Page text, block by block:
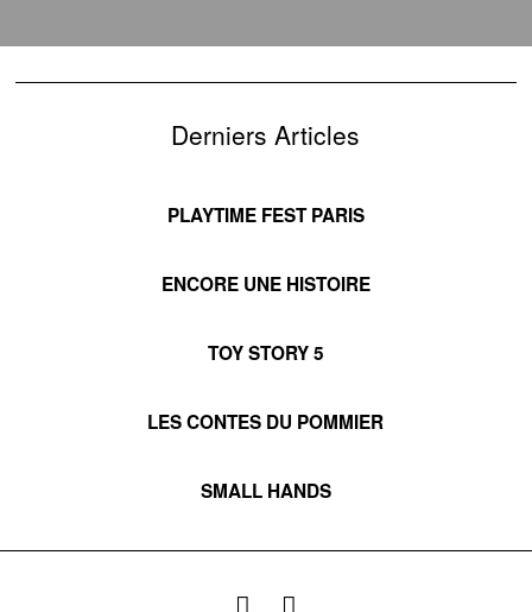
Derniers Articles
PLAYTIME FEST PARIS
ENCORE UNE HISTOIRE
TOY STORY 5
LES CONTES DU POMMIER
SMALL HANDS